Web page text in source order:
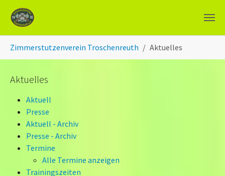
Zum Hauptinhalt springen
Zimmerstutzenverein Troschenreuth Aktuelles
Aktuelles
Aktuell
Presse
Aktuell - Archiv
Presse - Archiv
Termine
Alle Termine anzeigen
Trainingszeiten